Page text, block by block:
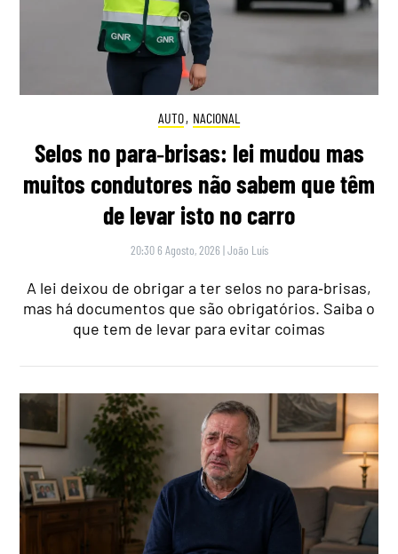
AUTO, NACIONAL
Selos no para‑brisas: lei mudou mas
muitos condutores não sabem que têm
de levar isto no carro
20:30 6 Agosto, 2026 |João Luís
A lei deixou de obrigar a ter selos no para‑brisas,
mas há documentos que são obrigatórios. Saiba o
que tem de levar para evitar coimas